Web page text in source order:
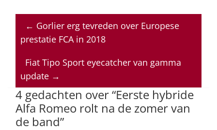
at
s
p
p
c
e
o
o
k
k
e
n
re
a
s
ai
l
← Gorlier erg tevreden over Europese
prestatie FCA in 2018
Fiat Tipo Sport eyecatcher van gamma
update →
4 gedachten over “Eerste hybride
Alfa Romeo rolt na de zomer van
de band”